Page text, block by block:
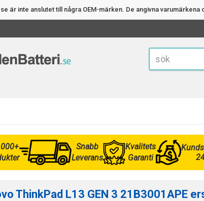
är inte anslutet till några OEM-märken. De angivna
Snabb
Leverans
Kvalitets
Garanti
ThinkPad L13 GEN 3 21B3001APE